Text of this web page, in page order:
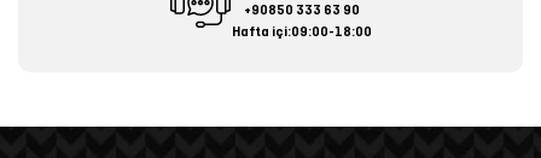
+90850 333 63 90
Hafta içi:09:00-18:00